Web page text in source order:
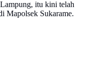
itu kini telah
Mapolsek Sukarame.